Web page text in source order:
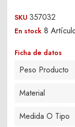
SKU 357032
En stock 8
Ficha de datos
Peso Producto
Material
Medida O Tipo